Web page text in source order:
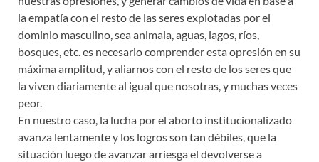
la empatía con el resto de las seres explotadas por el
dominio masculino, sea animala, aguas, lagos, ríos,
bosques, etc. es necesario comprender esta opresión en su
máxima amplitud, y aliarnos con el resto de los seres que
la viven diariamente al igual que nosotras, y muchas veces
peor.
En nuestro caso, la lucha por el aborto institucionalizado
avanza lentamente y los logros son tan débiles, que la
situación luego de avanzar arriesga el devolverse a